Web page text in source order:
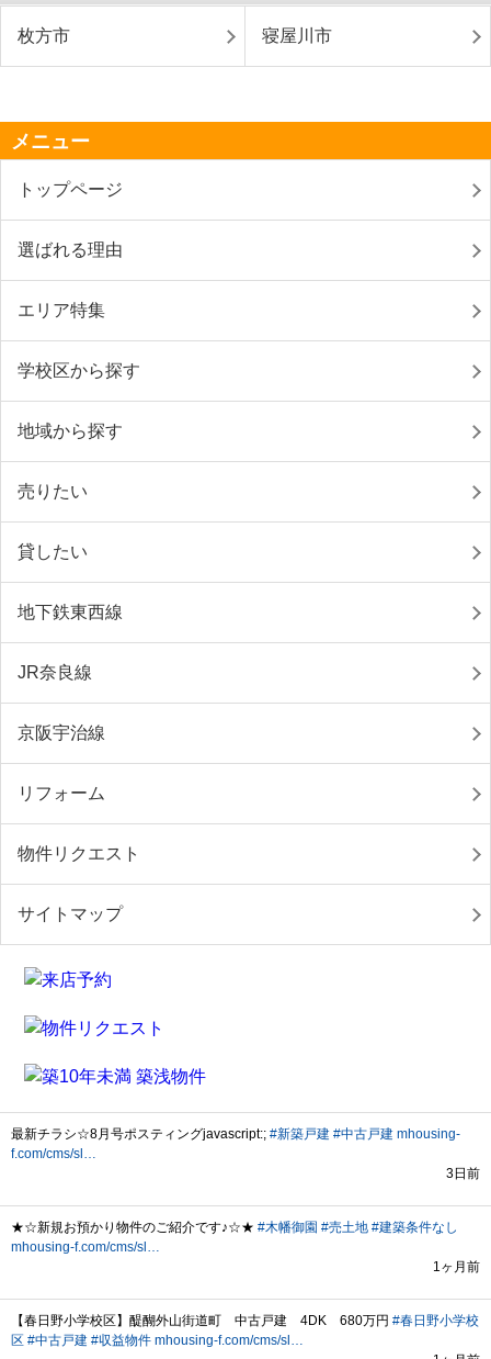
枚方市 寝屋川市
メニュー
トップページ
選ばれる理由
エリア特集
学校区から探す
地域から探す
売りたい
貸したい
地下鉄東西線
JR奈良線
京阪宇治線
リフォーム
物件リクエスト
サイトマップ